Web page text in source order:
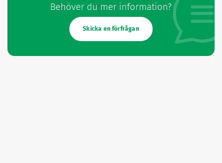
Behöver du mer information?
Skicka en förfrågan